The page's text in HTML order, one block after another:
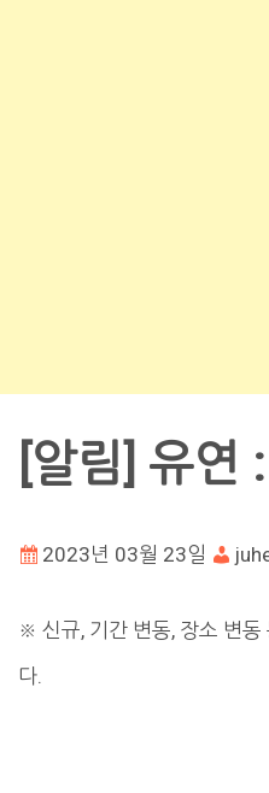
[알림] 유연
2023년 03월 23일
※ 신규, 기간 변동, 장소 변동
다.